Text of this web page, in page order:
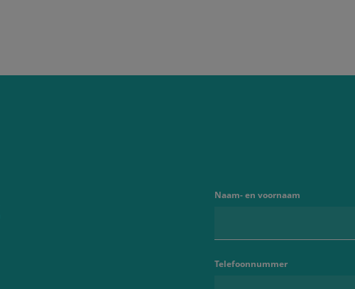
Naam- en voornaam
Telefoonnummer